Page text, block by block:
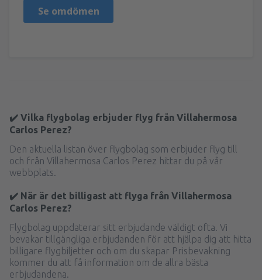
Se omdömen
✔️ Vilka flygbolag erbjuder flyg från Villahermosa
Carlos Perez?
Den aktuella listan över flygbolag som erbjuder flyg till
och från Villahermosa Carlos Perez hittar du på vår
webbplats.
✔️ När är det billigast att flyga från Villahermosa
Carlos Perez?
Flygbolag uppdaterar sitt erbjudande väldigt ofta. Vi
bevakar tillgängliga erbjudanden för att hjälpa dig att hitta
billigare flygbiljetter och om du skapar Prisbevakning
kommer du att få information om de allra bästa
erbjudandena.